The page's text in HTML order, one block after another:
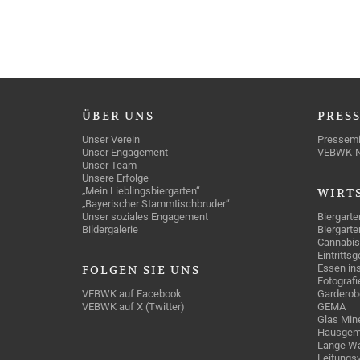
ÜBER UNS
Unser Verein
Unser Engagement
Unser Team
Unsere Erfolge
„Mein Lieblingsbiergarten“
„Bayerischer Stammtischbruder“
Unser soziales Engagement
Bildergalerie
FOLGEN SIE UNS
VEBWK auf Facebook
VEBWK auf X (Twitter)
VEBWK-
Essen
GEMA
Glas
Lange